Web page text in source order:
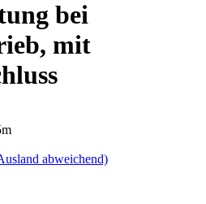
bei
mit
abweichend)